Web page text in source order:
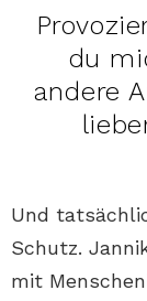
du
andere
Und
Schutz.
mit